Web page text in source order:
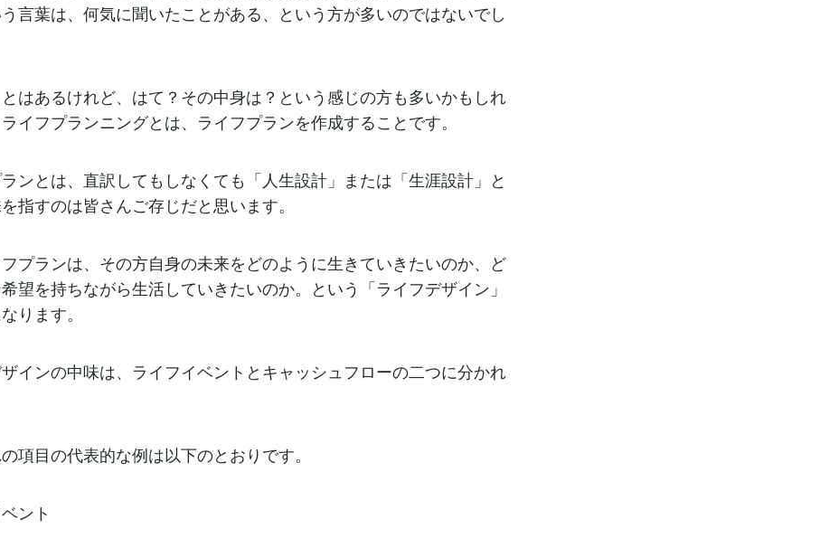
言葉は、何気に聞いたことがある、という方が多いのではないでし
はあるけれど、はて？その中身は？という感じの方も多いかもしれ
イフプランニングとは、ライフプランを作成することです。
ンとは、直訳してもしなくても「人生設計」または「生涯設計」と
指すのは皆さんご存じだと思います。
プランは、その方自身の未来をどのように生きていきたいのか、ど
望を持ちながら生活していきたいのか。という「ライフデザイン」
ります。
インの中味は、ライフイベントとキャッシュフローの二つに分かれ
項目の代表的な例は以下のとおりです。
ント